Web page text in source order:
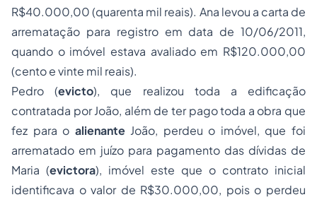
R$40.000,00 (quarenta mil reais). Ana levou a carta de
arrematação para registro em data de 10/06/2011,
quando o imóvel estava avaliado em R$120.000,00
(cento e vinte mil reais).
Pedro (evicto), que realizou toda a edificação
contratada por João, além de ter pago toda a obra que
fez para o alienanteJoão, perdeu o imóvel, que foi
arrematado em juízo para pagamento das dívidas de
Maria (evictora), imóvel este que o contrato inicial
identificava o valor de R$30.000,00, pois o perdeu